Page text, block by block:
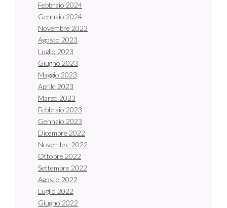
Febbraio 2024
Gennaio 2024
Novembre 2023
Agosto 2023
Luglio 2023
Giugno 2023
Maggio 2023
Aprile 2023
Marzo 2023
Febbraio 2023
Gennaio 2023
Dicembre 2022
Novembre 2022
Ottobre 2022
Settembre 2022
Agosto 2022
Luglio 2022
Giugno 2022